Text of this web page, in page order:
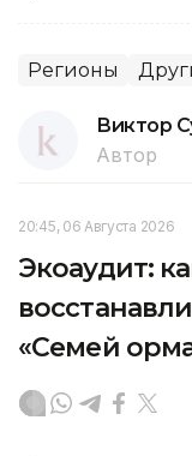
Регионы
Виктор
Автор
20:45, 06 Августа 2026
Экоаудит:
«Семей